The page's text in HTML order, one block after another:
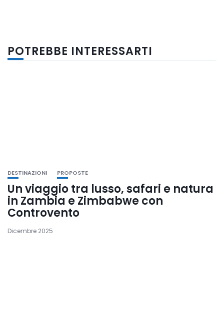
POTREBBE INTERESSARTI
DESTINAZIONI PROPOSTE
Un viaggio tra lusso, safari e natura
in Zambia e Zimbabwe con
Controvento
Dicembre 2025